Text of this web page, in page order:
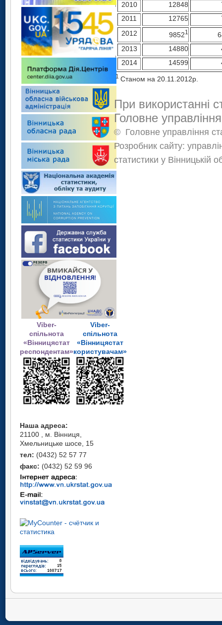
Viber-
спільнота
«Вінницястат
респондентам»
Viber-
спільнота
«Вінницястат
користувачам»
Наша адреса:
21100 , м. Вінниця,
Хмельницьке шосе, 15
тел: (0432) 52 57 77
факс: (0432) 52 59 96
2010
12848
2011
12765
2012
98521
2013
14880
2014
14599
1 Станом на 20.11.2012р.
При використанні
Головне
© Головне управління
Розробник сайту:
статистики у Вінницькій